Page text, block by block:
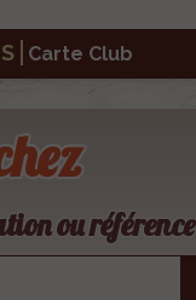
Carte Club
ou référence